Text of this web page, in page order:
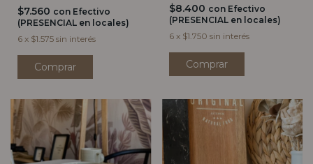
$7.560 con Efectivo
(PRESENCIAL en locales)
6 x $1.575 sin interés
$8.400 con Efectivo
(PRESENCIAL en locales)
6 x $1.750 sin interés